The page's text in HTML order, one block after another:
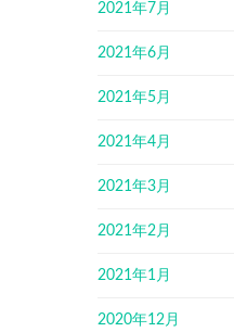
2021年7月
2021年6月
2021年5月
2021年4月
2021年3月
2021年2月
2021年1月
2020年12月